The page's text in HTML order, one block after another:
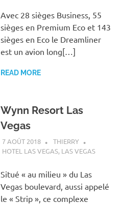
Avec 28 sièges Business, 55
sièges en Premium Eco et 143
sièges en Eco le Dreamliner
est un avion long[…]
READ MORE
Wynn Resort Las
Vegas
7 AOÛT 2018
THIERRY
HOTEL LAS VEGAS, LAS VEGAS
Situé « au milieu » du Las
Vegas boulevard, aussi appelé
le « Strip », ce complexe